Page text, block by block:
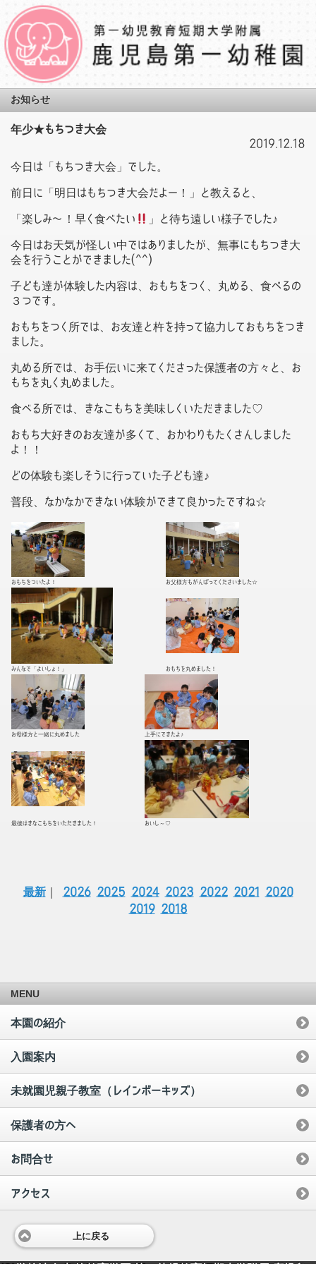
お知らせ
年少★もちつき大会
2019.12.18
今日は「もちつき大会」でした。
前日に「明日はもちつき大会だよー！」と教えると、
「楽しみ〜！早く食べたい 」と待ち遠しい様子でした♪
今日はお天気が怪しい中ではありましたが、無事にもちつき大
会を行うことができました(^^)
子ども達が体験した内容は、おもちをつく、丸める、食べるの
３つです。
おもちをつく所では、お友達と杵を持って協力しておもちをつき
ました。
丸める所では、お手伝いに来てくださった保護者の方々と、お
もちを丸く丸めました。
食べる所では、きなこもちを美味しくいただきました♡
おもち大好きのお友達が多くて、おかわりもたくさんしました
よ！！
どの体験も楽しそうに行っていた子ども達♪
普段、なかなかできない体験ができて良かったですね☆
おもちをついたよ！ お父様方もがんばってくださいました☆
みんなで「よいしょ！」 おもちを丸めました！
お母様方と一緒に丸めました 上手にできたよ♪
最後はきなこもちをいただきました！ おいし～♡
最新｜ 2026 2025 2024 2023 2022 2021
2020
2019 2018
MENU
本園の紹介
入園案内
未就園児親子教室（レインボーキッズ）
保護者の方へ
お問合せ
アクセス
上に戻る